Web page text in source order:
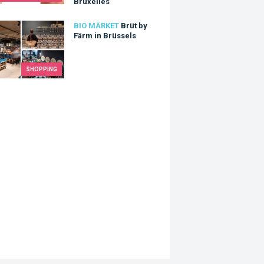
SHOPPING
BIO MÄRKET Brüt by
Färm in Brüssels
Färm in Brüssels